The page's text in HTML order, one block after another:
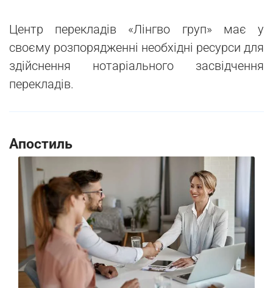
Центр перекладів «Лінгво груп» має у
своєму розпорядженні необхідні ресурси для
здійснення нотаріального засвідчення
перекладів.
Апостиль